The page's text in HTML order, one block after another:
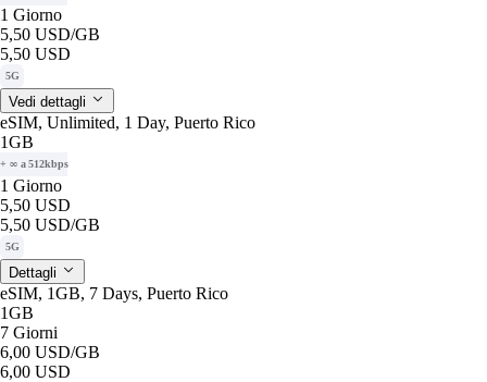
1 Giorno
5,50 USD/GB
5,50 USD
5G
Vedi dettagli
eSIM, Unlimited, 1 Day, Puerto Rico
1GB
+ ∞ a 512kbps
1 Giorno
5,50 USD
5,50 USD/GB
5G
Dettagli
eSIM, 1GB, 7 Days, Puerto Rico
1GB
7 Giorni
6,00 USD/GB
6,00 USD